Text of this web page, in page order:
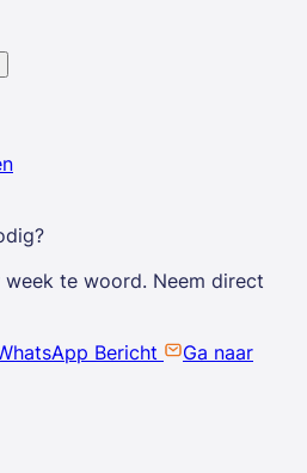
te woord. Neem direct
Bericht
Ga naar